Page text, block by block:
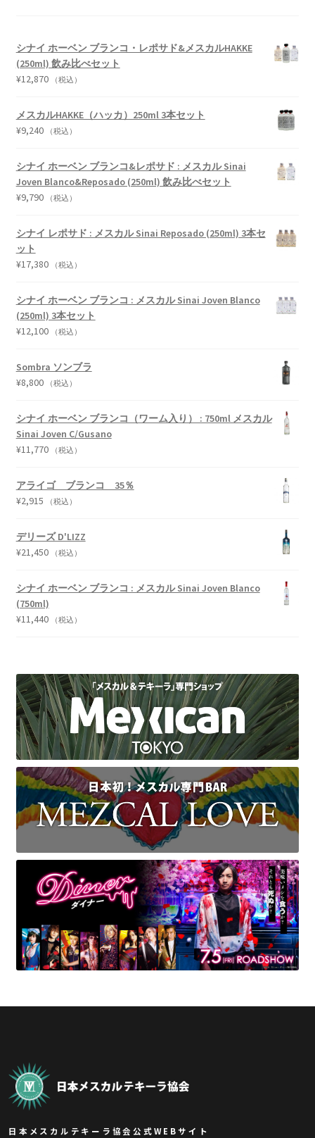
シナイ ホーベン ブランコ・レポサド&メスカルHAKKE
(250ml) 飲み比べセット
¥12,870 （税込）
メスカルHAKKE（ハッカ）250ml 3本セット
¥9,240 （税込）
シナイ ホーベン ブランコ&レポサド : メスカル Sinai
Joven Blanco&Reposado (250ml) 飲み比べセット
¥9,790 （税込）
シナイ レポサド : メスカル Sinai Reposado (250ml) 3本セ
ット
¥17,380 （税込）
シナイ ホーベン ブランコ : メスカル Sinai Joven Blanco
(250ml) 3本セット
¥12,100 （税込）
Sombra ソンブラ
¥8,800 （税込）
シナイ ホーベン ブランコ（ワーム入り） : 750ml メスカル
Sinai Joven C/Gusano
¥11,770 （税込）
アライゴ ブランコ 35％
¥2,915 （税込）
デリーズ D'LIZZ
¥21,450 （税込）
シナイ ホーベン ブランコ : メスカル Sinai Joven Blanco
(750ml)
¥11,440 （税込）
日本メスカルテキーラ協会公式WEBサイト